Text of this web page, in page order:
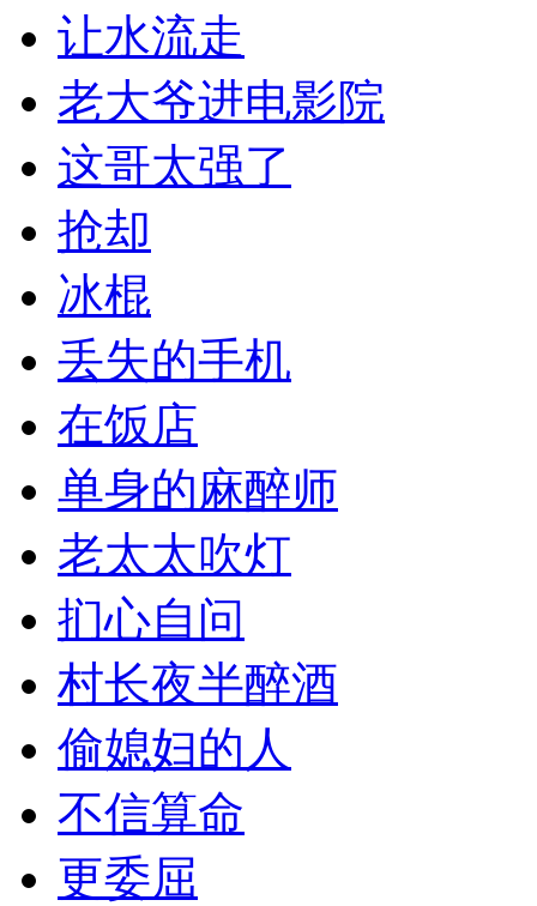
让水流走
老大爷进电影院
这哥太强了
抢却
冰棍
丢失的手机
在饭店
单身的麻醉师
老太太吹灯
扪心自问
村长夜半醉酒
偷媳妇的人
不信算命
更委屈